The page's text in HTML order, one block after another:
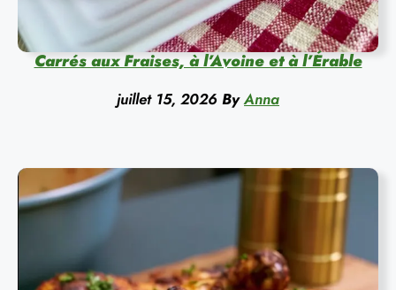
Carrés aux Fraises, à l’Avoine et à l’Érable
juillet 15, 2026 By Anna